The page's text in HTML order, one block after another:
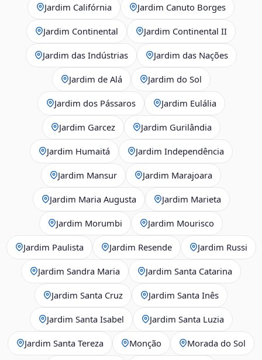
Jardim Califórnia Jardim Canuto Borges
Jardim Continental Jardim Continental II
Jardim das Indústrias Jardim das Nações
Jardim de Alá Jardim do Sol
Jardim dos Pássaros Jardim Eulália
Jardim Garcez Jardim Gurilândia
Jardim Humaitá Jardim Independência
Jardim Mansur Jardim Marajoara
Jardim Maria Augusta Jardim Marieta
Jardim Morumbi Jardim Mourisco
Jardim Paulista Jardim Resende Jardim Russi
Jardim Sandra Maria Jardim Santa Catarina
Jardim Santa Cruz Jardim Santa Inês
Jardim Santa Isabel Jardim Santa Luzia
Jardim Santa Tereza Monção Morada do Sol